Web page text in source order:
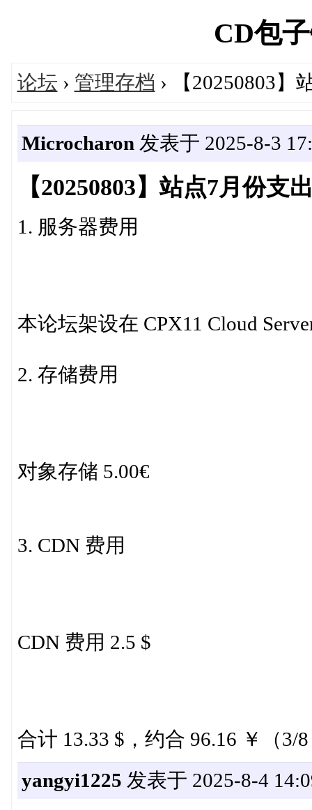
CD包
论坛 › 管理存档 › 【20250803】
Microcharon 发表于 2025-8-3
【20250803】站点7月份支
1. 服务器费用
本论坛架设在 CPX11 Cloud
2. 存储费用
对象存储 5.00€
3. CDN 费用
CDN 费用 2.5 $
合计 13.33 $，约合 96.16 ￥（3/
yangyi1225 发表于 2025-8-4